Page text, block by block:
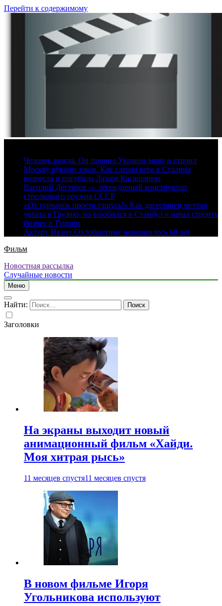
Перейти к содержимому
Человек вождя. Он привил Украине мову и строил
Москву руками зэков. Как слепая вера в Сталина
вознесла и погубила Лазаря Кагановича
Василий Дегтярев — легендарный конструктор
стрелкового оружия СССР
«От турчанок просто тащусь!» Как дагестанец мечтал
уехать в Грузию, но влюбился в Стамбул и начал строить
бизнес в Турции
Актеру Ивану Охлобыстину исполнилось 60 лет
Фильм
Новостная рассылка
Случайные новости
Меню
Найти:
Заголовки
На экраны выходит новый
анимационный фильм «Хайди.
Моя хитрая рысь»
11 месяцев спустя11 месяцев спустя
В новом фильме Игоря
Угольникова используют